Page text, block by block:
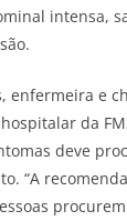
intensa,
enfermeira e
da
deve
“A